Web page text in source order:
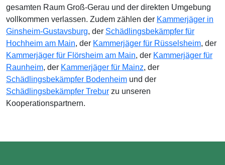
gesamten Raum Groß-Gerau und der direkten Umgebung
vollkommen verlassen. Zudem zählen der Kammerjäger in
Ginsheim-Gustavsburg, der Schädlingsbekämpfer für
Hochheim am Main, der Kammerjäger für Rüsselsheim, der
Kammerjäger für Flörsheim am Main, der Kammerjäger für
Raunheim, der Kammerjäger für Mainz, der
Schädlingsbekämpfer Bodenheim und der
Schädlingsbekämpfer Trebur zu unseren
Kooperationspartnern.